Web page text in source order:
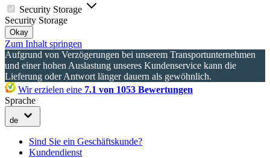
Security Storage
Security Storage
Okay
Zum Inhalt springen
Aufgrund von Verzögerungen bei unserem Transportunternehmen
und einer hohen Auslastung unseres Kundenservice kann die
Lieferung oder Antwort länger dauern als gewöhnlich.
Wir erzielen eine 7.1 von 1053 Bewertungen
Sprache
de
Sind Sie ein Geschäftskunde?
Kundendienst